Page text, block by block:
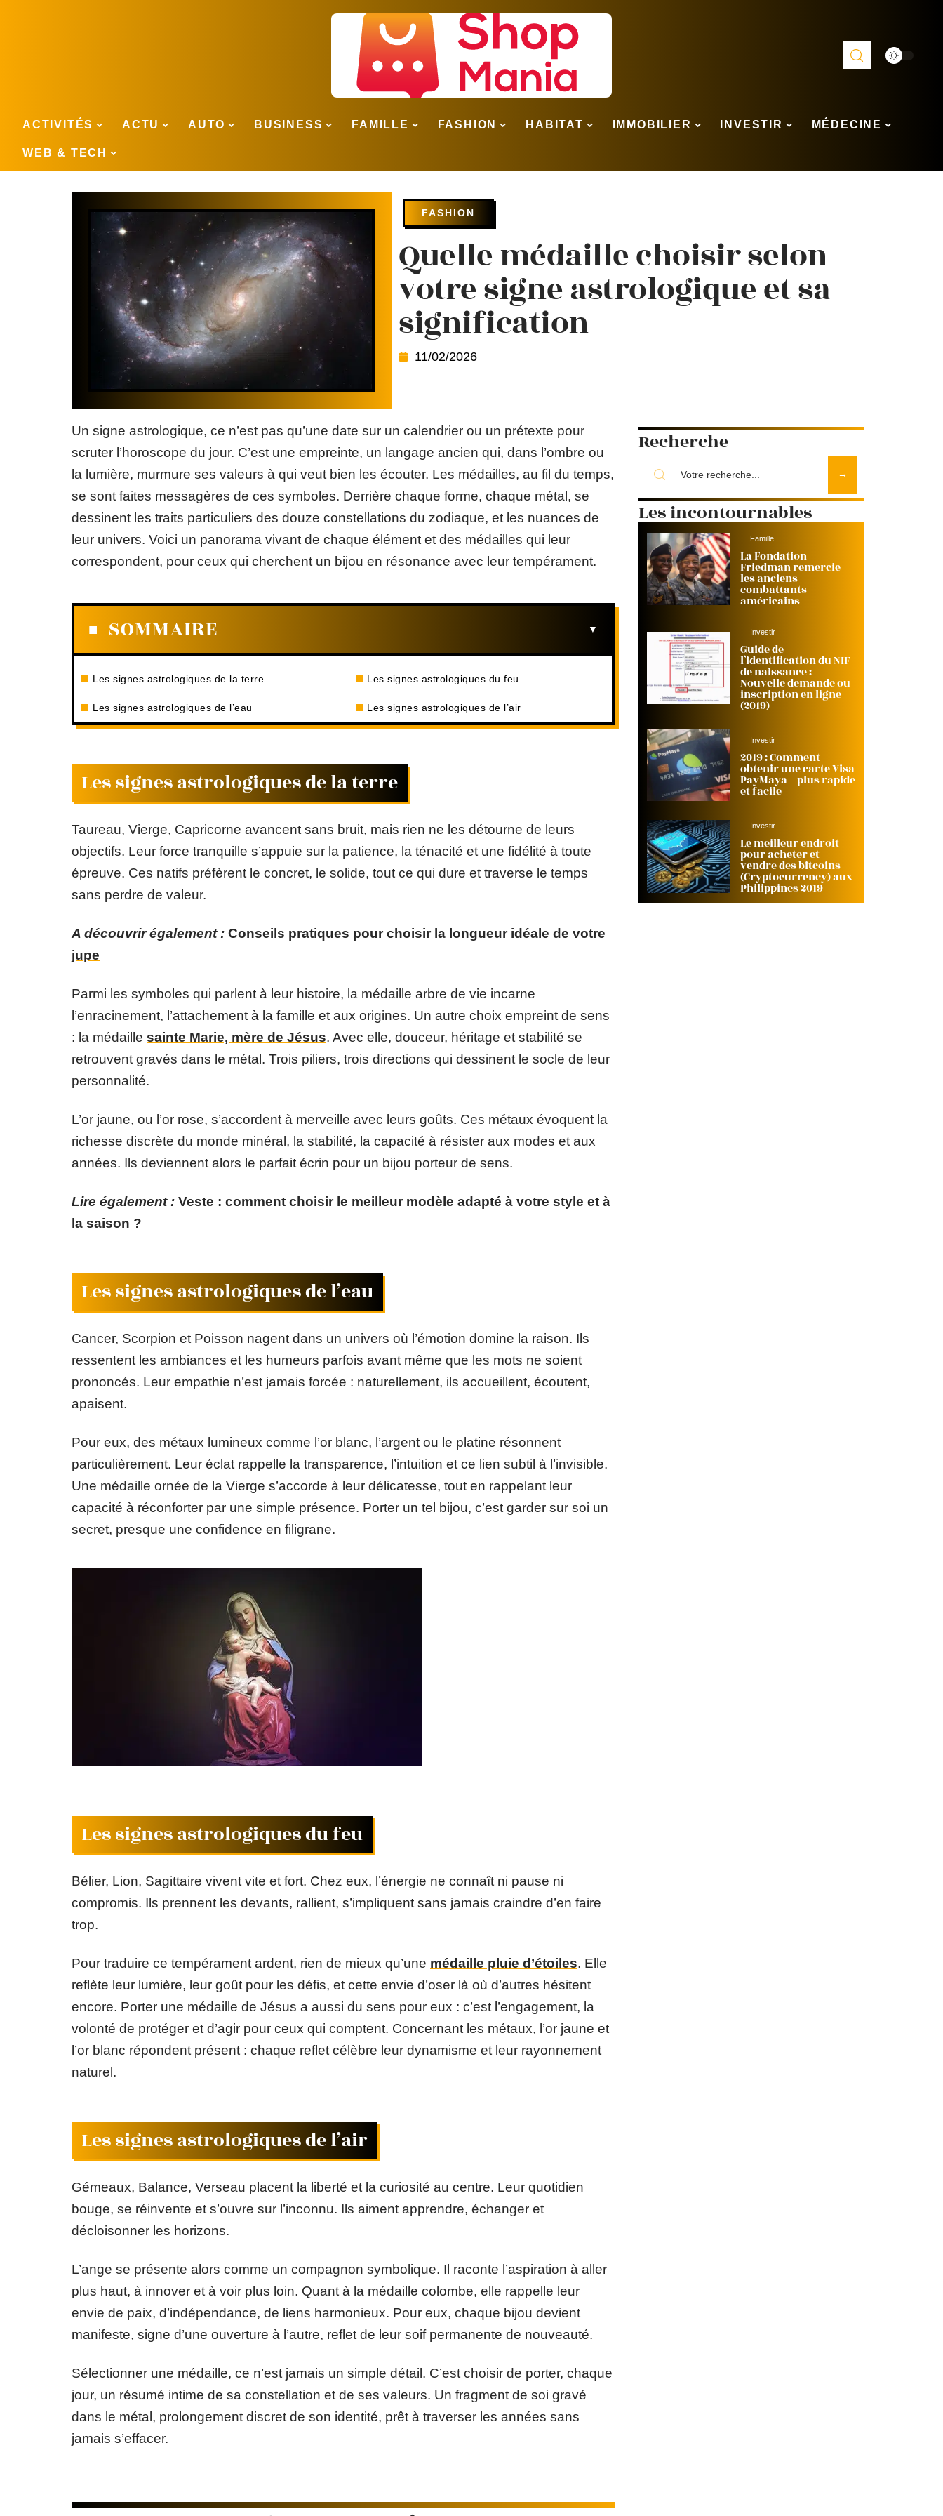
ACTIVITÉS ACTU AUTO BUSINESS FAMILLE FASHION HABITAT IMMOBILIER INVESTIR MÉDECINE
WEB & TECH
FASHION
Quelle médaille choisir selon
votre signe astrologique et sa
signification
11/02/2026
Un signe astrologique, ce n’est pas qu’une date sur un calendrier ou un prétexte pour
scruter l’horoscope du jour. C’est une empreinte, un langage ancien qui, dans l’ombre ou
la lumière, murmure ses valeurs à qui veut bien les écouter. Les médailles, au fil du temps,
se sont faites messagères de ces symboles. Derrière chaque forme, chaque métal, se
dessinent les traits particuliers des douze constellations du zodiaque, et les nuances de
leur univers. Voici un panorama vivant de chaque élément et des médailles qui leur
correspondent, pour ceux qui cherchent un bijou en résonance avec leur tempérament.
SOMMAIRE
Les signes astrologiques de la terre
Les signes astrologiques de l’eau
Les signes astrologiques du feu
Les signes astrologiques de l’air
Les signes astrologiques de la terre
Taureau, Vierge, Capricorne avancent sans bruit, mais rien ne les détourne de leurs
objectifs. Leur force tranquille s’appuie sur la patience, la ténacité et une fidélité à toute
épreuve. Ces natifs préfèrent le concret, le solide, tout ce qui dure et traverse le temps
sans perdre de valeur.
A découvrir également : Conseils pratiques pour choisir la longueur idéale de votre
jupe
Parmi les symboles qui parlent à leur histoire, la médaille arbre de vie incarne
l’enracinement, l’attachement à la famille et aux origines. Un autre choix empreint de sens
: la médaille sainte Marie, mère de Jésus. Avec elle, douceur, héritage et stabilité se
retrouvent gravés dans le métal. Trois piliers, trois directions qui dessinent le socle de leur
personnalité.
L’or jaune, ou l’or rose, s’accordent à merveille avec leurs goûts. Ces métaux évoquent la
richesse discrète du monde minéral, la stabilité, la capacité à résister aux modes et aux
années. Ils deviennent alors le parfait écrin pour un bijou porteur de sens.
Lire également : Veste : comment choisir le meilleur modèle adapté à votre style et à
la saison ?
Les signes astrologiques de l’eau
Cancer, Scorpion et Poisson nagent dans un univers où l’émotion domine la raison. Ils
ressentent les ambiances et les humeurs parfois avant même que les mots ne soient
prononcés. Leur empathie n’est jamais forcée : naturellement, ils accueillent, écoutent,
apaisent.
Pour eux, des métaux lumineux comme l’or blanc, l’argent ou le platine résonnent
particulièrement. Leur éclat rappelle la transparence, l’intuition et ce lien subtil à l’invisible.
Une médaille ornée de la Vierge s’accorde à leur délicatesse, tout en rappelant leur
capacité à réconforter par une simple présence. Porter un tel bijou, c’est garder sur soi un
secret, presque une confidence en filigrane.
Les signes astrologiques du feu
Bélier, Lion, Sagittaire vivent vite et fort. Chez eux, l’énergie ne connaît ni pause ni
compromis. Ils prennent les devants, rallient, s’impliquent sans jamais craindre d’en faire
trop.
Pour traduire ce tempérament ardent, rien de mieux qu’une médaille pluie d’étoiles. Elle
reflète leur lumière, leur goût pour les défis, et cette envie d’oser là où d’autres hésitent
encore. Porter une médaille de Jésus a aussi du sens pour eux : c’est l’engagement, la
volonté de protéger et d’agir pour ceux qui comptent. Concernant les métaux, l’or jaune et
l’or blanc répondent présent : chaque reflet célèbre leur dynamisme et leur rayonnement
naturel.
Les signes astrologiques de l’air
Gémeaux, Balance, Verseau placent la liberté et la curiosité au centre. Leur quotidien
bouge, se réinvente et s’ouvre sur l’inconnu. Ils aiment apprendre, échanger et
décloisonner les horizons.
L’ange se présente alors comme un compagnon symbolique. Il raconte l’aspiration à aller
plus haut, à innover et à voir plus loin. Quant à la médaille colombe, elle rappelle leur
envie de paix, d’indépendance, de liens harmonieux. Pour eux, chaque bijou devient
manifeste, signe d’une ouverture à l’autre, reflet de leur soif permanente de nouveauté.
Sélectionner une médaille, ce n’est jamais un simple détail. C’est choisir de porter, chaque
jour, un résumé intime de sa constellation et de ses valeurs. Un fragment de soi gravé
dans le métal, prolongement discret de son identité, prêt à traverser les années sans
jamais s’effacer.
Recherche
Les incontournables
Famille
La Fondation
Friedman remercie
les anciens
combattants
américains
Investir
Guide de
l’identification du NIF
de naissance :
Nouvelle demande ou
inscription en ligne
(2019)
Investir
2019 : Comment
obtenir une carte Visa
PayMaya – plus rapide
et facile
Investir
Le meilleur endroit
pour acheter et
vendre des bitcoins
(Cryptocurrency) aux
Philippines 2019